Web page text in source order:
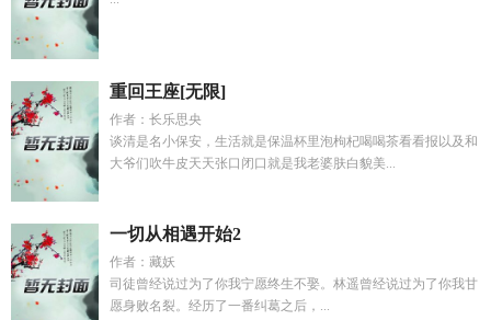
重回王座[无限]
作者：长乐思央
谈清是名小保安，生活就是保温杯里泡枸杞喝喝茶看看报以及和
大爷们吹牛皮天天张口闭口就是我老婆肤白貌美...
一切从相遇开始2
作者：藏妖
司徒曾经说过为了你我宁愿终生不娶。林遥曾经说过为了你我甘
愿身败名裂。经历了一番纠葛之后，...